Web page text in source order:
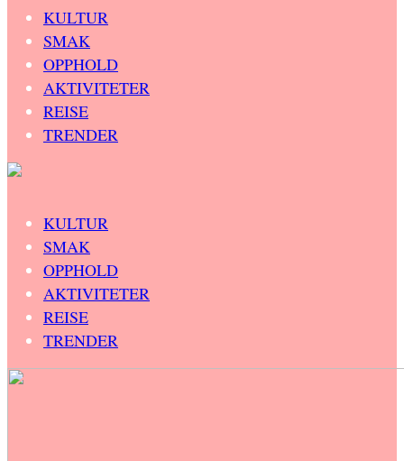
KULTUR
SMAK
OPPHOLD
AKTIVITETER
REISE
TRENDER
KULTUR
SMAK
OPPHOLD
AKTIVITETER
REISE
TRENDER